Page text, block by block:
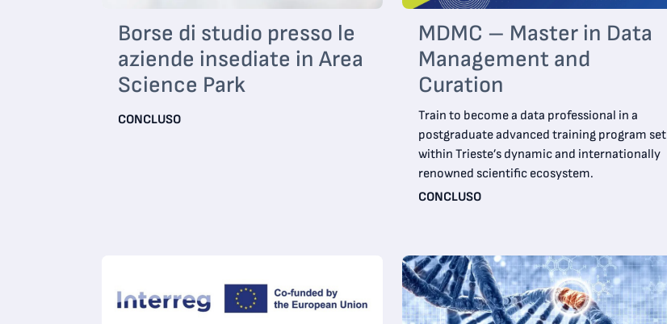
Borse di studio presso le
aziende insediate in Area
Science Park
CONCLUSO
MDMC – Master in Data
Management and
Curation
Train to become a data professional in a
postgraduate advanced training program set
within Trieste’s dynamic and internationally
renowned scientific ecosystem.
CONCLUSO